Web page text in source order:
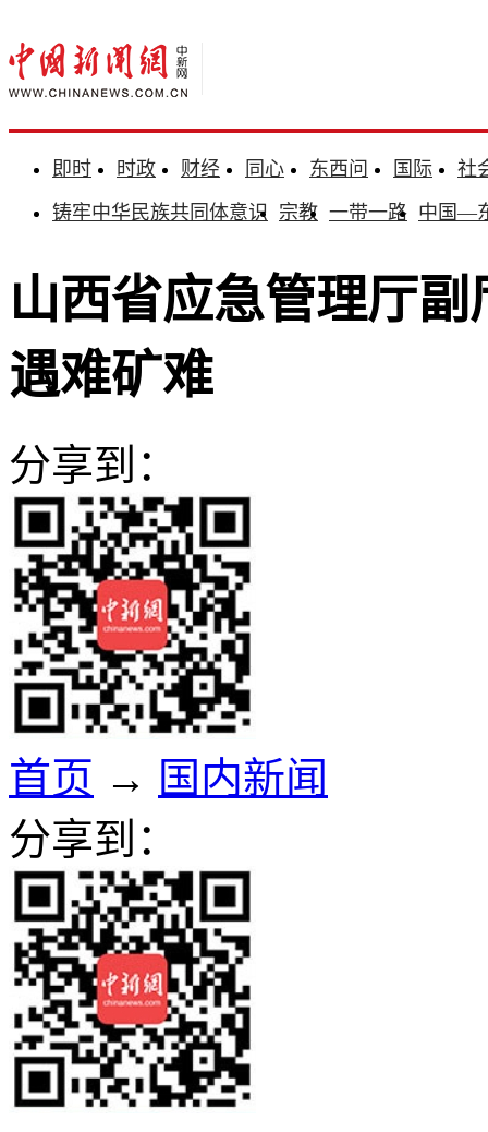
即时 时政 财经 同心 东西问 国际
社
铸牢中华民族共同体意识 宗教 一带一路 中国—
山西省应急管理厅
遇难矿难
分享到：
首页 → 国内新闻
分享到：